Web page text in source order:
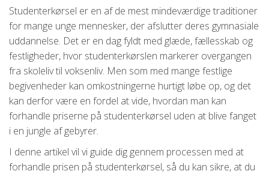
Studenterkørsel er en af de mest mindeværdige traditioner
for mange unge mennesker, der afslutter deres gymnasiale
uddannelse. Det er en dag fyldt med glæde, fællesskab og
festligheder, hvor studenterkørslen markerer overgangen
fra skoleliv til voksenliv. Men som med mange festlige
begivenheder kan omkostningerne hurtigt løbe op, og det
kan derfor være en fordel at vide, hvordan man kan
forhandle priserne på studenterkørsel uden at blive fanget
i en jungle af gebyrer.
I denne artikel vil vi guide dig gennem processen med at
forhandle prisen på studenterkørsel, så du kan sikre, at du